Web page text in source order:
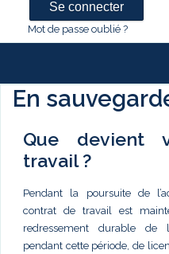
Mot de passe oublié ?
En
Que devient
travail ?
Pendant la poursuite de
contrat de travail est
redressement durable de
pendant cette période, de